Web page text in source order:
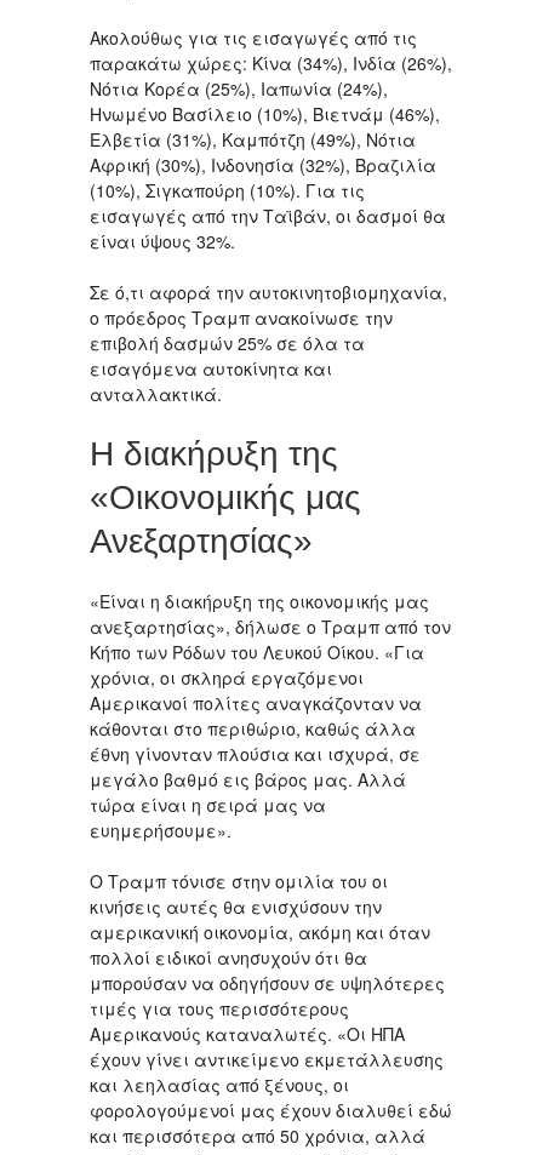
Ακολούθως για τις εισαγωγές από τις
παρακάτω χώρες: Κίνα (34%), Ινδία (26%),
Νότια Κορέα (25%), Ιαπωνία (24%),
Ηνωμένο Βασίλειο (10%), Βιετνάμ (46%),
Ελβετία (31%), Καμπότζη (49%), Νότια
Αφρική (30%), Ινδονησία (32%), Βραζιλία
(10%), Σιγκαπούρη (10%). Για τις
εισαγωγές από την Ταϊβάν, οι δασμοί θα
είναι ύψους 32%.
Σε ό,τι αφορά την αυτοκινητοβιομηχανία,
ο πρόεδρος Τραμπ ανακοίνωσε την
επιβολή δασμών 25% σε όλα τα
εισαγόμενα αυτοκίνητα και
ανταλλακτικά.
Η διακήρυξη της
«Οικονομικής μας
Ανεξαρτησίας»
«Είναι η διακήρυξη της οικονομικής μας
ανεξαρτησίας», δήλωσε ο Τραμπ από τον
Κήπο των Ρόδων του Λευκού Οίκου. «Για
χρόνια, οι σκληρά εργαζόμενοι
Αμερικανοί πολίτες αναγκάζονταν να
κάθονται στο περιθώριο, καθώς άλλα
έθνη γίνονταν πλούσια και ισχυρά, σε
μεγάλο βαθμό εις βάρος μας. Αλλά
τώρα είναι η σειρά μας να
ευημερήσουμε».
Ο Τραμπ τόνισε στην ομιλία του οι
κινήσεις αυτές θα ενισχύσουν την
αμερικανική οικονομία, ακόμη και όταν
πολλοί ειδικοί ανησυχούν ότι θα
μπορούσαν να οδηγήσουν σε υψηλότερες
τιμές για τους περισσότερους
Αμερικανούς καταναλωτές. «Οι ΗΠΑ
έχουν γίνει αντικείμενο εκμετάλλευσης
και λεηλασίας από ξένους, οι
φορολογούμενοί μας έχουν διαλυθεί εδώ
και περισσότερα από 50 χρόνια, αλλά